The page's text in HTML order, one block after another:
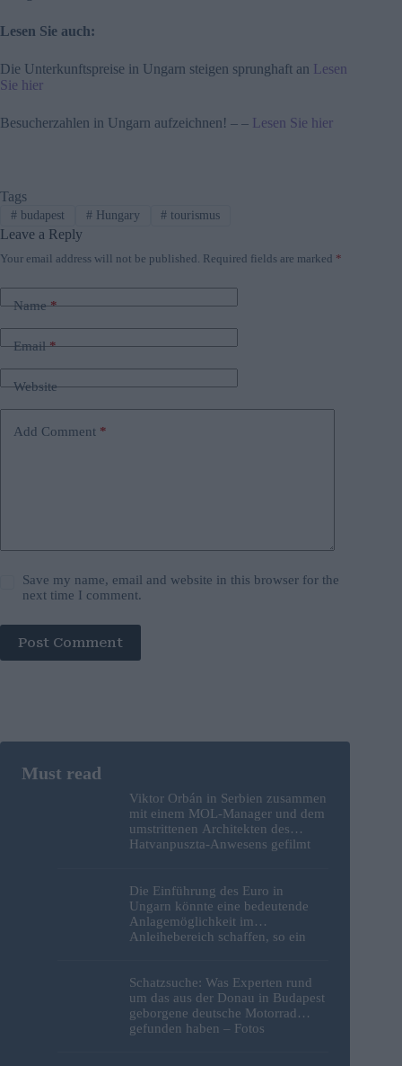
Lesen Sie auch:
Die Unterkunftspreise in Ungarn steigen sprunghaft an Lesen
Sie hier
Besucherzahlen in Ungarn aufzeichnen! – – Lesen Sie hier
Tags
#budapest #Hungary # tourismus
Leave a Reply
Your email address will not be published. Required fields are marked *
Name*
Email*
Website
Add Comment *
Save my name, email and website in this browser for the
next time I comment.
Post Comment
Viktor Orbán in Serbien zusammen
mit einem MOL-Manager und dem
umstrittenen Architekten des
Hatvanpuszta-Anwesens gefilmt
Die Einführung des Euro in
Ungarn könnte eine bedeutende
Anlagemöglichkeit im
Anleihebereich schaffen, so ein
Schatzsuche: Was Experten rund
um das aus der Donau in Budapest
geborgene deutsche Motorrad
gefunden haben – Fotos